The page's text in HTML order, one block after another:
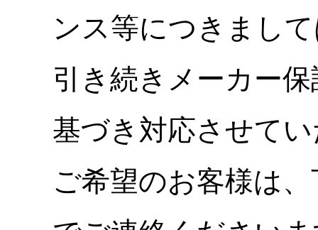
ンス等につきまし
引き続きメーカー
基づき対応させて
ご希望のお客様は